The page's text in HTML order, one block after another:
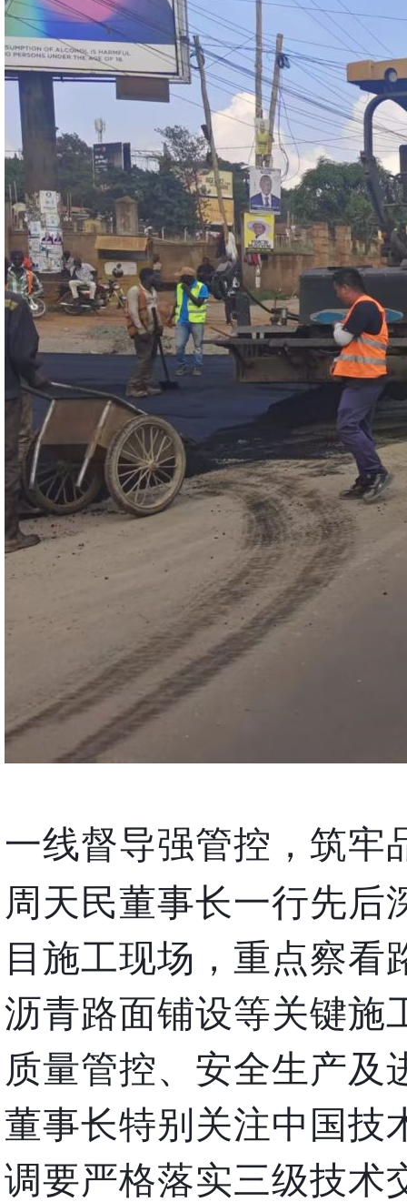
一线督导强管控，筑牢
周天民董事长一行先后
目施工现场，重点察看
沥青路面铺设等关键施
质量管控、安全生产及
董事长特别关注中国技
调要严格落实三级技术